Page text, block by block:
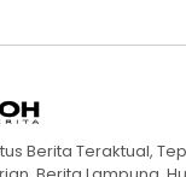
Berita Teraktual,